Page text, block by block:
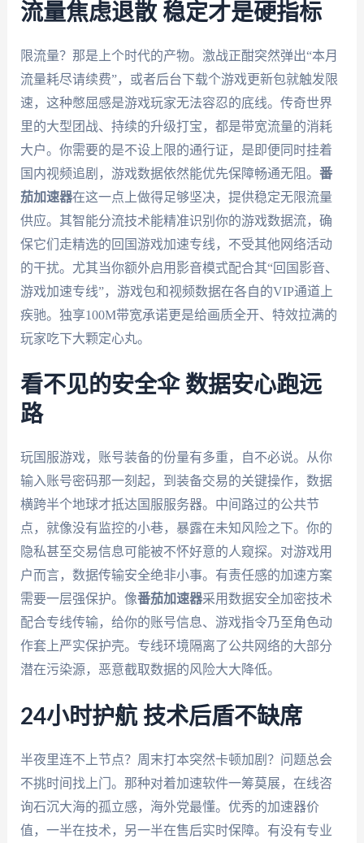
流量焦虑退散 稳定才是硬指标
限流量？那是上个时代的产物。激战正酣突然弹出“本月
流量耗尽请续费”，或者后台下载个游戏更新包就触发限
速，这种憋屈感是游戏玩家无法容忍的底线。传奇世界
里的大型团战、持续的升级打宝，都是带宽流量的消耗
大户。你需要的是不设上限的通行证，是即便同时挂着
国内视频追剧，游戏数据依然能优先保障畅通无阻。 番
茄加速器在这一点上做得足够坚决，提供稳定无限流量
供应。其智能分流技术能精准识别你的游戏数据流，确
保它们走精选的回国游戏加速专线，不受其他网络活动
的干扰。尤其当你额外启用影音模式配合其“回国影音、
游戏加速专线”，游戏包和视频数据在各自的VIP通道上
疾驰。独享100M带宽承诺更是给画质全开、特效拉满的
玩家吃下大颗定心丸。
看不见的安全伞 数据安心跑远
路
玩国服游戏，账号装备的份量有多重，自不必说。从你
输入账号密码那一刻起，到装备交易的关键操作，数据
横跨半个地球才抵达国服服务器。中间路过的公共节
点，就像没有监控的小巷，暴露在未知风险之下。你的
隐私甚至交易信息可能被不怀好意的人窥探。对游戏用
户而言，数据传输安全绝非小事。有责任感的加速方案
需要一层强保护。像番茄加速器采用数据安全加密技术
配合专线传输，给你的账号信息、游戏指令乃至角色动
作套上严实保护壳。专线环境隔离了公共网络的大部分
潜在污染源，恶意截取数据的风险大大降低。
24小时护航 技术后盾不缺席
半夜里连不上节点？周末打本突然卡顿加剧？问题总会
不挑时间找上门。那种对着加速软件一筹莫展，在线咨
询石沉大海的孤立感，海外党最懂。优秀的加速器价
值，一半在技术，另一半在售后实时保障。有没有专业